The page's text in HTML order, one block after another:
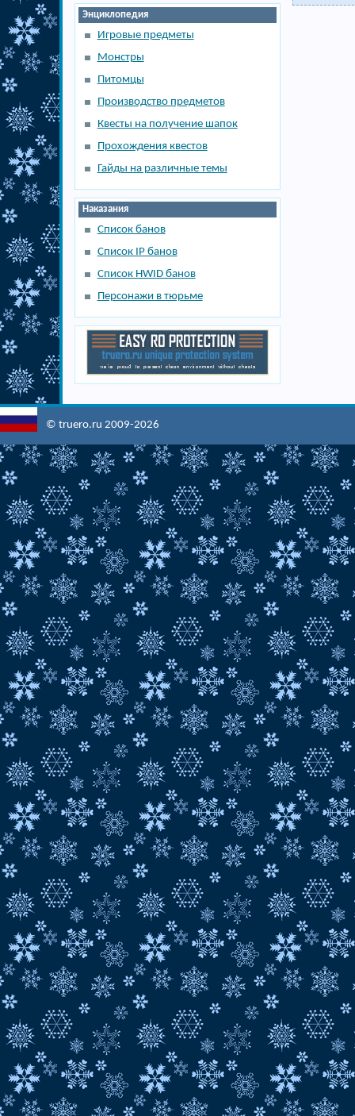
Энциклопедия
Игровые предметы
Монстры
Питомцы
Производство предметов
Квесты на получение шапок
Прохождения квестов
Гайды на различные темы
Наказания
Список банов
Список IP банов
Список HWID банов
Персонажи в тюрьме
© truero.ru 2009-2026